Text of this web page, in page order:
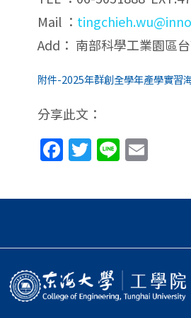
Mail ：
Add： 南部科學工業園區
附件-2025年群創全學年產學實習
分享此文：
Facebook
Twitter
Line